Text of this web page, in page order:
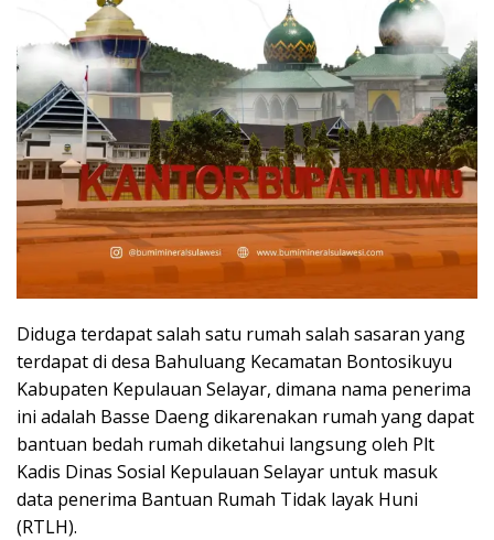
Diduga terdapat salah satu rumah salah sasaran yang
terdapat di desa Bahuluang Kecamatan Bontosikuyu
Kabupaten Kepulauan Selayar, dimana nama penerima
ini adalah Basse Daeng dikarenakan rumah yang dapat
bantuan bedah rumah diketahui langsung oleh Plt
Kadis Dinas Sosial Kepulauan Selayar untuk masuk
data penerima Bantuan Rumah Tidak layak Huni
(RTLH).